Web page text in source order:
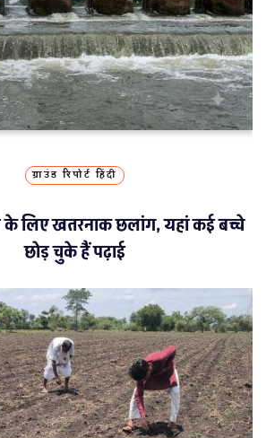
ग्राउंड रिपोर्ट हिंदी
के लिए खतरनाक छलांग, यहां कई बच्चे
छोड़ चुके हैं पढ़ाई